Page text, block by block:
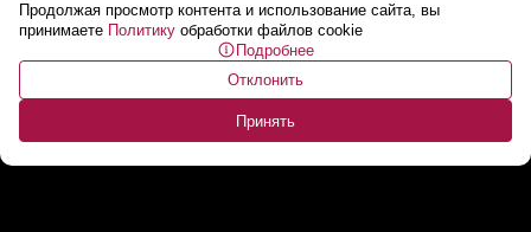
Продолжая просмотр контента и использование сайта, вы
принимаете Политику обработки файлов cookie
Подробнее
Отклонить
Принять
«Платье растворялось и улетало птицами!»
// Невероятные костюмы Жанет!...